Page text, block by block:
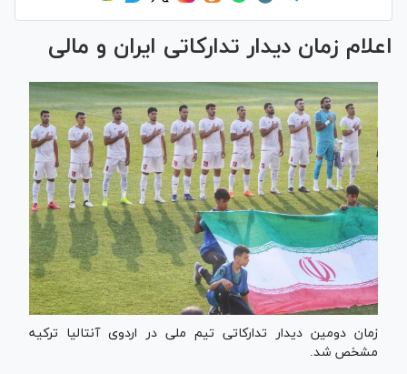
اعلام زمان دیدار تدارکاتی ایران و مالی
زمان دومین دیدار تدارکاتی تیم ملی در اردوی آنتالیا ترکیه
مشخص شد.